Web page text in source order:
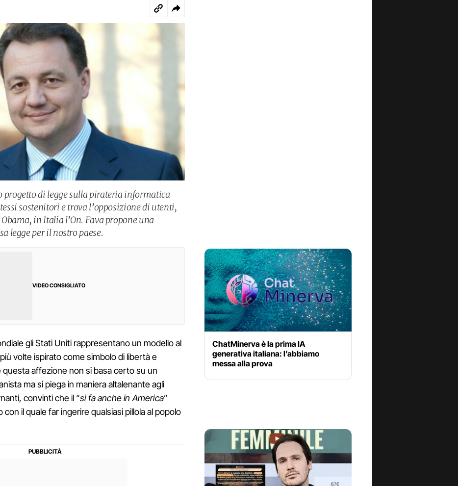
progetto di legge sulla pirateria informatica
sostenitori e trova l’opposizione di utenti,
in Italia l’On. Fava propone una
legge per il nostro paese.
VIDEO CONSIGLIATO
gli Stati Uniti rappresentano un modello al
volte ispirato come simbolo di libertà e
affezione non si basa certo su un
ma si piega in maniera altalenante agli
convinti che il “si fa anche in America”
il quale far ingerire qualsiasi pillola al popolo
ChatMinerva è la prima IA
generativa italiana: l’abbiamo
messa alla prova